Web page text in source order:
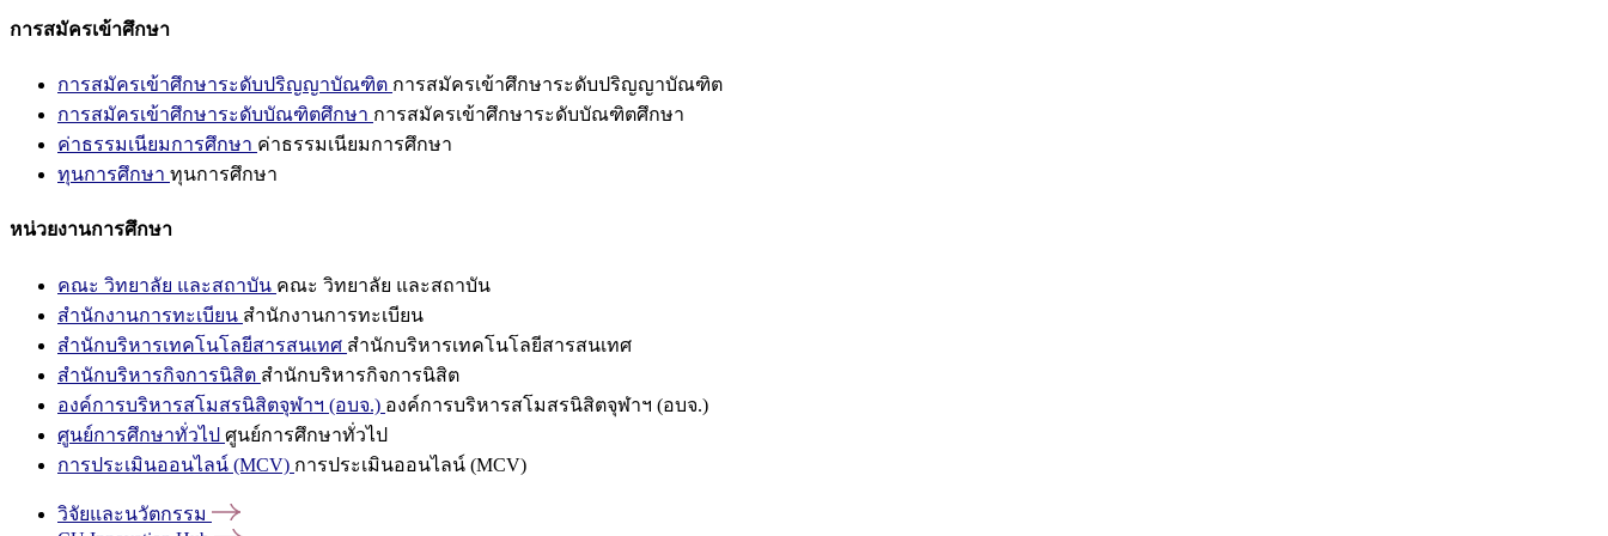
การสมัครเข้าศึกษา
การสมัครเข้าศึกษาระดับปริญญาบัณฑิต การสมัครเข้าศึกษาระดับปริญญาบัณฑิต
การสมัครเข้าศึกษาระดับบัณฑิตศึกษา การสมัครเข้าศึกษาระดับบัณฑิตศึกษา
ค่าธรรมเนียมการศึกษา ค่าธรรมเนียมการศึกษา
ทุนการศึกษา ทุนการศึกษา
หน่วยงานการศึกษา
คณะ วิทยาลัย และสถาบัน คณะ วิทยาลัย และสถาบัน
สำนักงานการทะเบียน สำนักงานการทะเบียน
สำนักบริหารเทคโนโลยีสารสนเทศ สำนักบริหารเทคโนโลยีสารสนเทศ
สำนักบริหารกิจการนิสิต สำนักบริหารกิจการนิสิต
องค์การบริหารสโมสรนิสิตจุฬาฯ (อบจ.) องค์การบริหารสโมสรนิสิตจุฬาฯ (อบจ.)
ศูนย์การศึกษาทั่วไป ศูนย์การศึกษาทั่วไป
การประเมินออนไลน์ (MCV) การประเมินออนไลน์ (MCV)
วิจัยและนวัตกรรม